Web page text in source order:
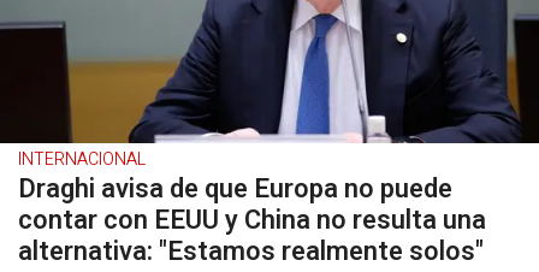
INTERNACIONAL
Draghi avisa de que Europa no puede
contar con EEUU y China no resulta una
alternativa: "Estamos realmente solos"